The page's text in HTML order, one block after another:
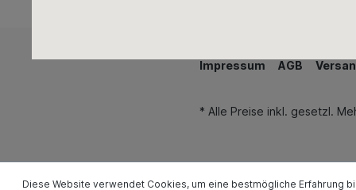
Impressum AGB
* Alle Preise inkl. gesetzl.
Diese Website verwendet Cookies, um eine bestmögliche Erfahrung